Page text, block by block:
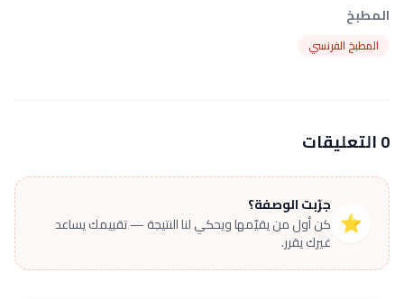
المطبخ
المطبخ الفرنسي
0 التعليقات
⭐
جرّبت الوصفة؟
كن أول من يقيّمها ويحكي لنا النتيجة — تقييمك يساعد
غيرك يقرر.